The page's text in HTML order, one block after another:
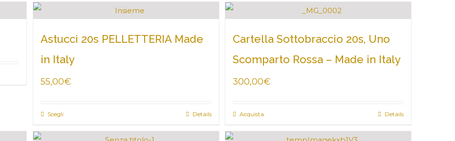
Astucci 20s PELLETTERIA Made
in Italy
55,00€
Scegli Details
Cartella Sottobraccio 20s, Uno
Scomparto Rossa – Made in Italy
300,00€
Acquista Details